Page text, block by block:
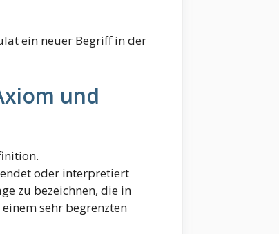
ein neuer Begriff in der
und
oder interpretiert
zu bezeichnen, die in
sehr begrenzten